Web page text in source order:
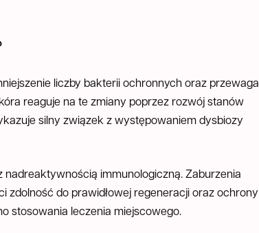
liczby bakterii ochronnych oraz przewaga
reaguje na te zmiany poprzez rozwój stanów
silny związek z występowaniem dysbiozy
immunologiczną. Zaburzenia
zdolność do prawidłowej regeneracji oraz ochrony
stosowania leczenia miejscowego.